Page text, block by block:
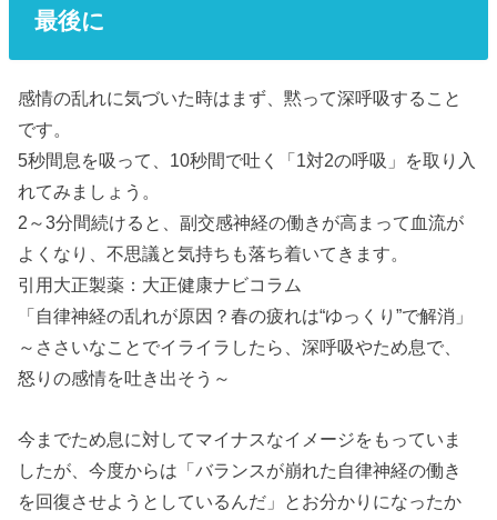
最後に
感情の乱れに気づいた時はまず、黙って深呼吸すること
です。
5秒間息を吸って、10秒間で吐く「1対2の呼吸」を取り入
れてみましょう。
2～3分間続けると、副交感神経の働きが高まって血流が
よくなり、不思議と気持ちも落ち着いてきます。
引用大正製薬：大正健康ナビコラム
「自律神経の乱れが原因？春の疲れは“ゆっくり”で解消」
～ささいなことでイライラしたら、深呼吸やため息で、
怒りの感情を吐き出そう～
今までため息に対してマイナスなイメージをもっていま
したが、今度からは「バランスが崩れた自律神経の働き
を回復させようとしているんだ」とお分かりになったか